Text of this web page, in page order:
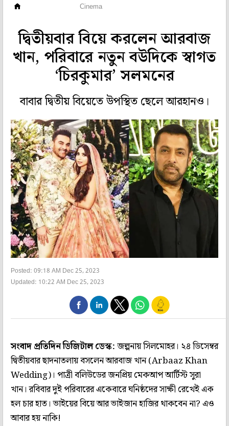
Cinema
দ্বিতীয়বার বিয়ে করলেন আরবাজ
খান, পরিবারে নতুন বউদিকে স্বাগত
‘চিরকুমার’ সলমনের
বাবার দ্বিতীয় বিয়েতে উপস্থিত ছেলে আরহানও।
Posted: 09:18 AM Dec 25, 2023
Updated: 10:22 AM Dec 25, 2023
সংবাদ প্রতিদিন ডিজিটাল ডেস্ক:জল্পনায় সিলমোহর। ২৪ ডিসেম্বর
দ্বিতীয়বার ছাদনাতলায় বসলেন আরবাজ খান (Arbaaz Khan
Wedding)। পাত্রী বলিউডের জনপ্রিয় মেকআপ আর্টিস্ট সুরা
খান। রবিবার দুই পরিবারের একেবারে ঘনিষ্ঠদের সাক্ষী রেখেই এক
হল চার হাত। ভাইয়ের বিয়ে আর ভাইজান হাজির থাকবেন না? এও
আবার হয় নাকি!